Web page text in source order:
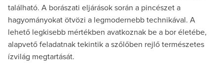
található. A borászati eljárások során a pincészet a
hagyományokat ötvözi a legmodernebb technikával. A
lehető legkisebb mértékben avatkoznak be a bor életébe,
alapvető feladatnak tekintik a szőlőben rejlő természetes
ízvilág megtartását.